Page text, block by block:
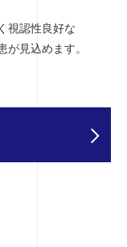
視認性良好な
見込めます。